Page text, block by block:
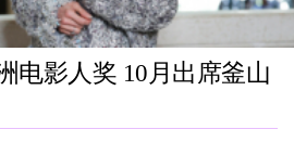
电影人奖 10月出席釜山